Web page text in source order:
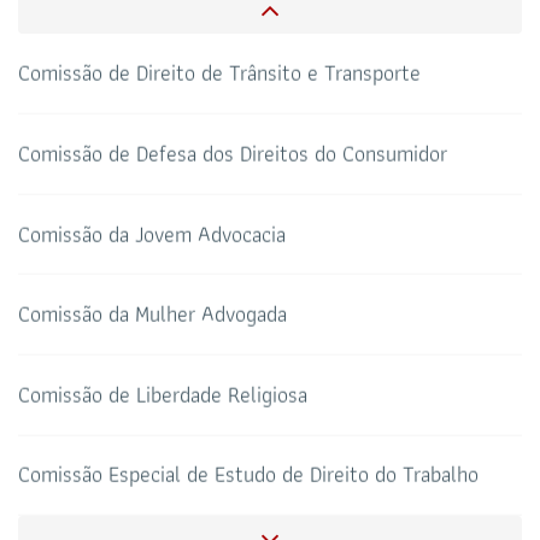
69 3217-2099
TELEFONE
E-MAIL TRIBUNAL DE ÉTICA CANAL PRERROGATIVAS
Comissão de Direito de Trânsito e Transporte
Comissão de Defesa dos Direitos do Consumidor
Comissão da Jovem Advocacia
Comissão da Mulher Advogada
Comissão de Liberdade Religiosa
Comissão Especial de Estudo de Direito do Trabalho